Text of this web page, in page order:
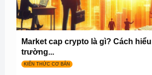
Market cap crypto là gì? Cách
trường...
KIẾN THỨC CƠ BẢN